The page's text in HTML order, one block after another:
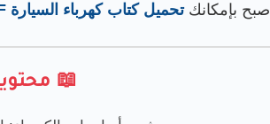
أصبح بإمكانكتحميل كتاب كهرباء السيارة PDF
📖